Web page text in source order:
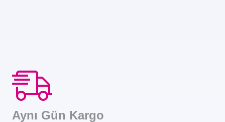
Aynı Gün Kargo